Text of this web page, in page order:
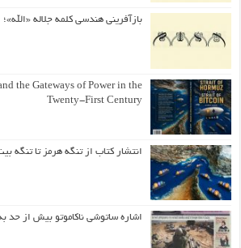
بازآفرینی هندسی کلمه جلاله
the Gateways of Power in the
Twenty-First Century
انتشار کتاب از تنگه هرمز تا تنگه
اشاره ساتوشی ناکاموتو بیش از حد